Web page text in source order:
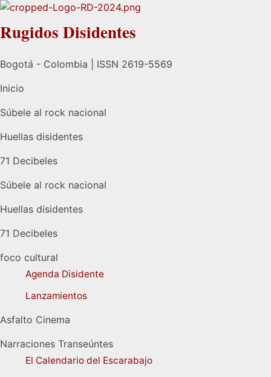
Rugidos Disidentes
Bogotá - Colombia | ISSN 2619-5569
Inicio
Súbele al rock nacional
Huellas disidentes
71 Decibeles
Súbele al rock nacional
Huellas disidentes
71 Decibeles
foco cultural
Agenda Disidente
Lanzamientos
Asfalto Cinema
Narraciones Transeúntes
El Calendario del Escarabajo